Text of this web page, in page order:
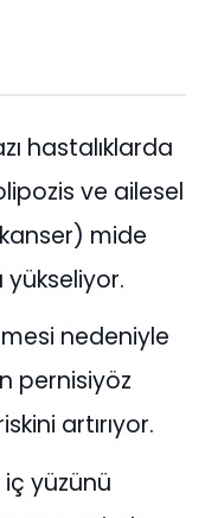
hastalıklarda
ve ailesel
mide
yükseliyor.
nedeniyle
pernisiyöz
artırıyor.
yüzünü